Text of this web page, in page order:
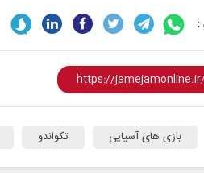
:
بازی های آسیایی تکواندو